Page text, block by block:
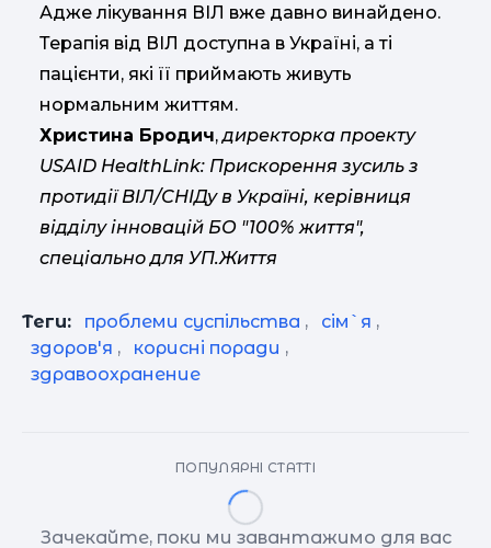
Адже лікування ВІЛ вже давно винайдено.
Терапія від ВІЛ доступна в Україні, а ті
пацієнти, які її приймають живуть
нормальним життям.
Христина Бродич,директорка проекту
USAID HealthLink: Прискорення зусиль з
протидії ВІЛ/СНІДу в Україні, керівниця
відділу інновацій БО "100% життя",
спеціально для УП.Життя
Теги: проблеми суспільства , сім`я ,
здоров'я , корисні поради ,
здравоохранение
ПОПУЛЯРНІ СТАТТІ
Зачекайте, поки ми завантажимо для вас